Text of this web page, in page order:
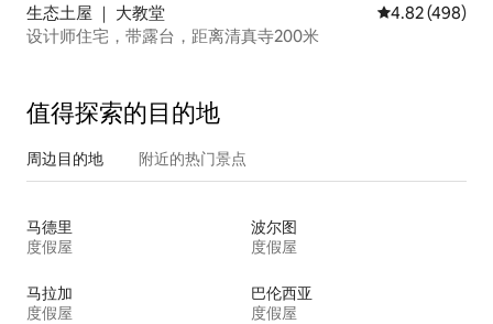
生态土屋 ｜ 大教堂 平均评分 4.82
4.82 (498)
设计师住宅，带露台，距离清真寺200米
值得探索的目的地
周边目的地 附近的热门景点
马德里
度假屋
波尔图
度假屋
马拉加
度假屋
巴伦西亚
度假屋